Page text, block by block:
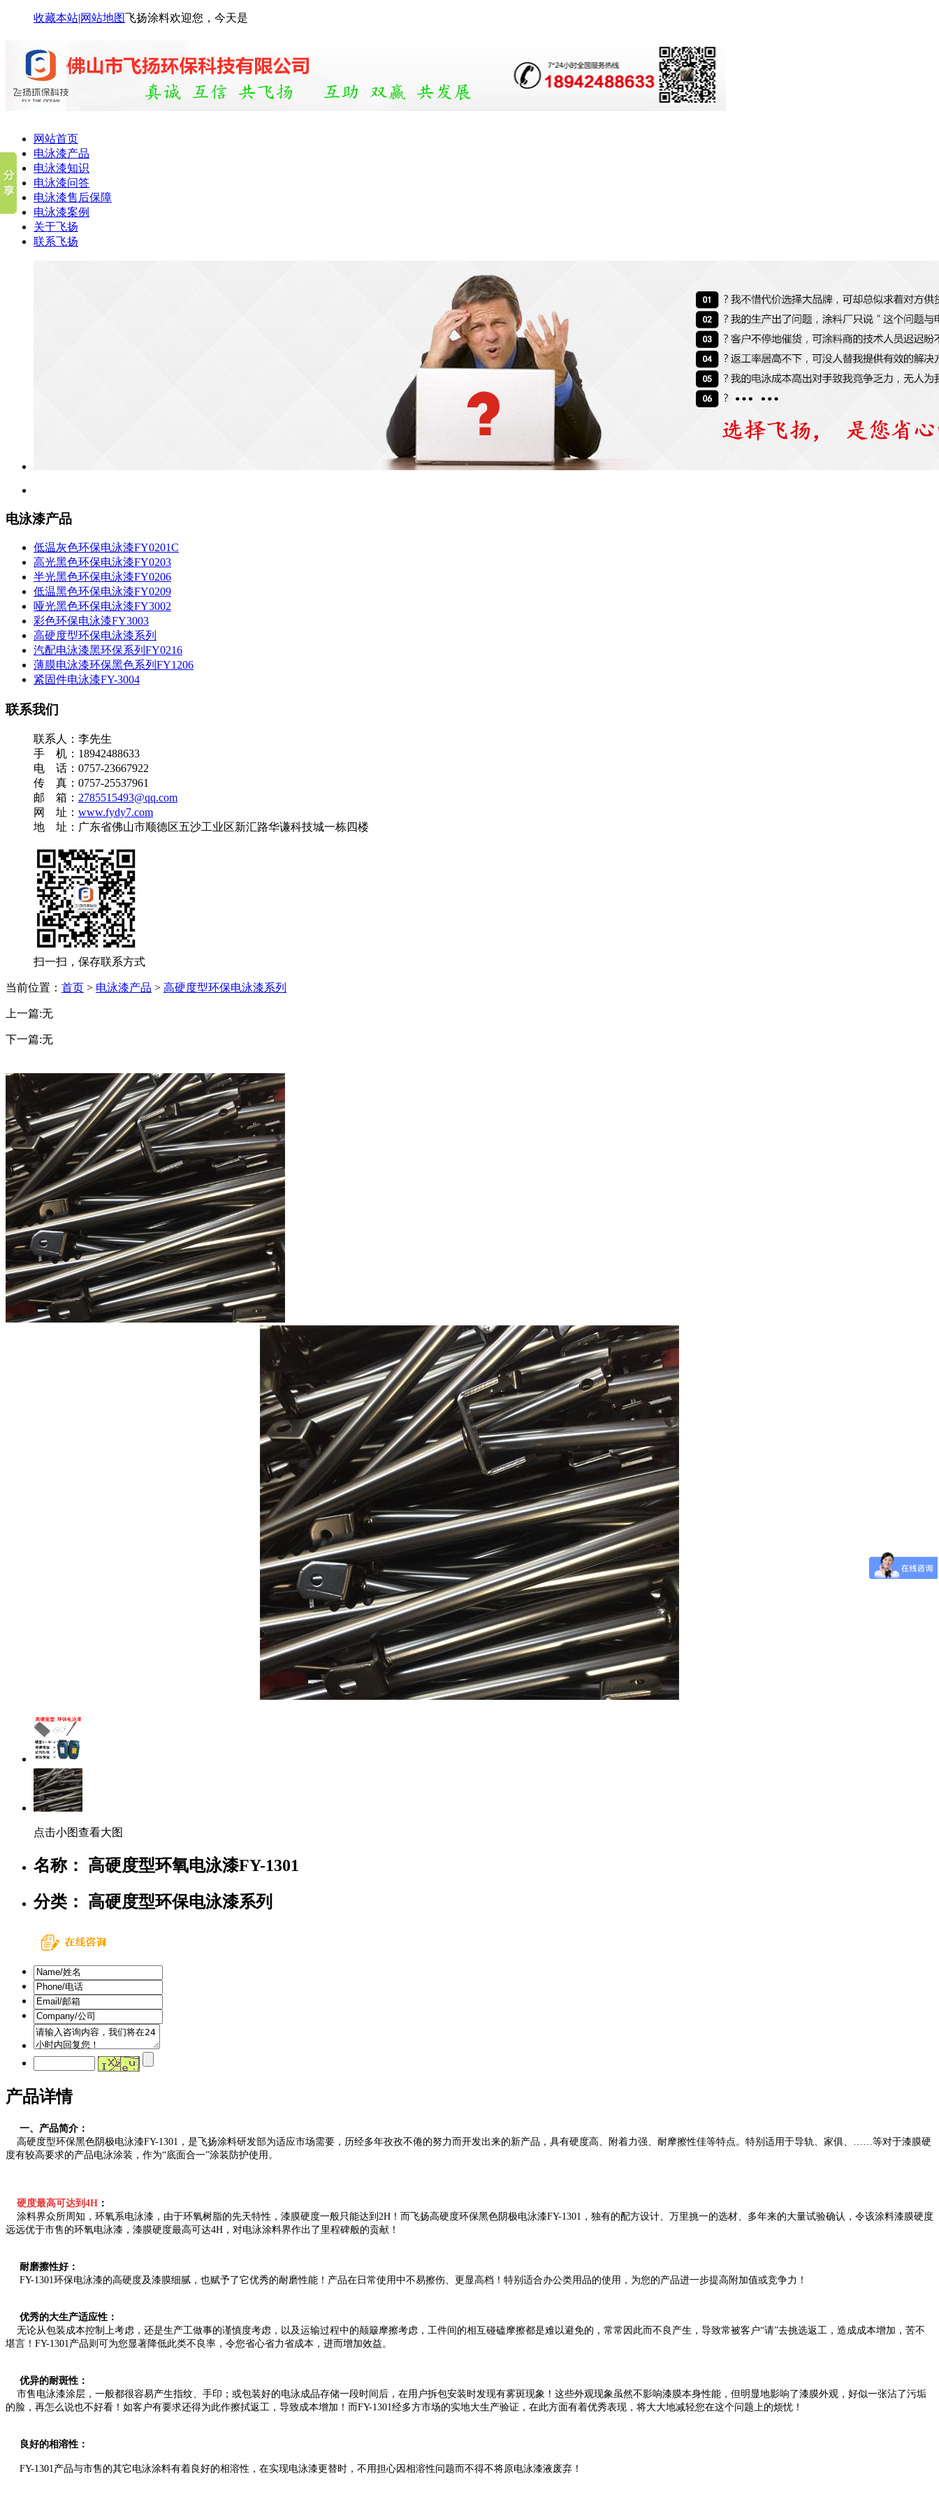
收藏本站|网站地图飞扬涂料欢迎您，今天是
网站首页
电泳漆产品
电泳漆知识
电泳漆问答
电泳漆售后保障
电泳漆案例
关于飞扬
联系飞扬
电泳漆产品
低温灰色环保电泳漆FY0201C
高光黑色环保电泳漆FY0203
半光黑色环保电泳漆FY0206
低温黑色环保电泳漆FY0209
哑光黑色环保电泳漆FY3002
彩色环保电泳漆FY3003
高硬度型环保电泳漆系列
汽配电泳漆黑环保系列FY0216
薄膜电泳漆环保黑色系列FY1206
紧固件电泳漆FY-3004
联系我们
联系人：李先生
手 机：18942488633
电 话：0757-23667922
传 真：0757-25537961
邮 箱： 2785515493@qq.com
网 址： www.fydy7.com
地 址：广东省佛山市顺德区五沙工业区新汇路华谦科技城一栋四楼
扫一扫，保存联系方式
当前位置： 首页 > 电泳漆产品 > 高硬度型环保电泳漆系列
上一篇:无
下一篇:无
点击小图查看大图
名称： 高硬度型环氧电泳漆FY-1301
分类： 高硬度型环保电泳漆系列
产品详情
一、产品简介：
高硬度型环保黑色阴极电泳漆FY-1301，是飞扬涂料研发部为适应市场需要，历经多年孜孜不倦的努力而开发出来的新产品，具有硬度高、附着力强、耐摩擦性佳等特点。特别适用于导轨、家俱、……等对于漆膜硬
度有较高要求的产品电泳涂装，作为“底面合一”涂装防护使用。
硬度最高可达到4H ：
涂料界众所周知，环氧系电泳漆，由于环氧树脂的先天特性，漆膜硬度一般只能达到2H！而飞扬高硬度环保黑色阴极电泳漆FY-1301，独有的配方设计、万里挑一的选材、多年来的大量试验确认，令该涂料漆膜硬度
远远优于市售的环氧电泳漆，漆膜硬度最高可达4H，对电泳涂料界作出了里程碑般的贡献！
耐磨擦性好：
FY-1301环保电泳漆的高硬度及漆膜细腻 ，也赋予了它优秀的耐磨性能！产品在日常使用中不易擦伤、更显高档！特别适合办公类用品的使用，为您的产品进一步提高附加值或竞争力！
优秀的大生产适应性：
无论从包装成本控制上考虑，还是生产工做事的谨慎度考虑，以及运输过程中的颠簸摩擦考虑，工件间的相互碰磕摩擦都是难以避免的，常常因此而不良产生，导致常被客户“请”去挑选返工，造成成本增加，苦不
堪言！FY-1301产品则可为您显著降低此类不良率，令您省心省力省成本，进而增加效益。
优异的耐斑性：
市售电泳漆涂层，一般都很容易产生指纹、手印；或包装好的电泳成品存储一段时间后，在用户拆包安装时发现有雾斑现象！这些外观现象虽然不影响漆膜本身性能，但明显地影响了漆膜外观，好似一张沾了污垢
的脸，再怎么说也不好看！如客户有要求还得为此作擦拭返工，导致成本增加！而FY-1301经多方市场的实地大生产验证，在此方面有着优秀表现，将大大地减轻您在这个问题上的烦忧！
良好的相溶性：
FY-1301产品与市售的其它电泳涂料有着良好的相溶性，在实现电泳漆更替时，不用担心因相溶性问题而不得不将原电泳漆液废弃！